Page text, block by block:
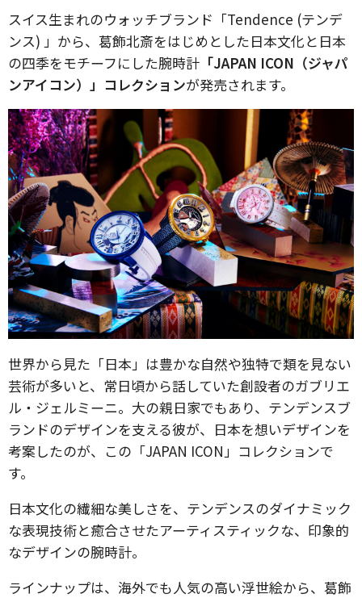
スイス生まれのウォッチブランド「Tendence (テンデ
ンス) 」から、葛飾北斎をはじめとした日本文化と日本
の四季をモチーフにした腕時計 「JAPAN ICON（ジャパ
ンアイコン）」コレクションが発売されます。
世界から見た「日本」は豊かな自然や独特で類を見ない
芸術が多いと、常日頃から話していた創設者のガブリエ
ル・ジェルミーニ。大の親日家でもあり、テンデンスブ
ランドのデザインを支える彼が、日本を想いデザインを
考案したのが、この「JAPAN ICON」コレクションで
す。
日本文化の繊細な美しさを、テンデンスのダイナミック
な表現技術と癒合させたアーティスティックな、印象的
なデザインの腕時計。
ラインナップは、海外でも人気の高い浮世絵から、葛飾